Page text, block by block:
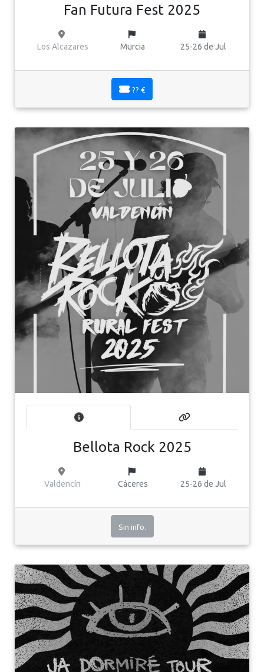
Fan Futura Fest 2025
Los Alcazares Murcia 25-26 de Jul
?? €
Bellota Rock 2025
Valdencín Cáceres 25-26 de Jul
Sin info.